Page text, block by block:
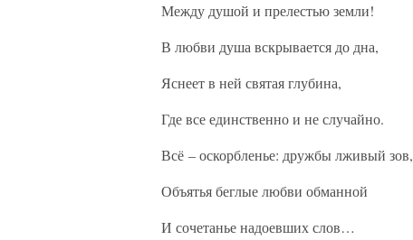
Между душой и прелестью земли!
В любви душа вскрывается до дна,
Яснеет в ней святая глубина,
Где все единственно и не случайно.
Всё – оскорбленье: дружбы лживый зов,
Объятья беглые любви обманной
И сочетанье надоевших слов…